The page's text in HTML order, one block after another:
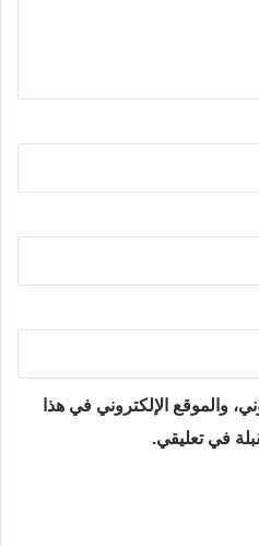
والموقع الإلكتروني في هذا
في تعليقي.